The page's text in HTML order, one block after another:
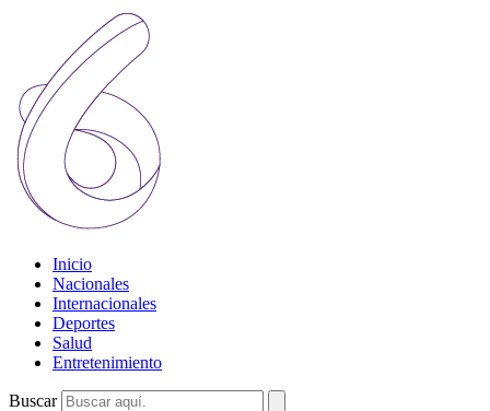
Inicio
Nacionales
Internacionales
Deportes
Salud
Entretenimiento
Buscar